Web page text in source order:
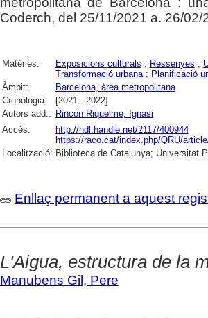
Coderch, del 25/11/2021 a. 26/02/
Matèries: Exposicions culturals ; Ressenyes ;
Transformació urbana; Planificació
Àmbit:
Barcelona, àrea metropolitana
Cronologia:
[2021 - 2022]
Autors add.: Rincón Riquelme, Ignasi
Accés:
http://hdl.handle.net/2117/400944
https://raco.cat/index.php/QRU/
Localització: Biblioteca de Catalunya; Universitat
Enllaç permanent a aquest
L'Aigua, estructura de la
Manubens Gil, Pere